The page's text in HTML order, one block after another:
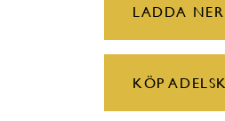
LADDA
KÖP